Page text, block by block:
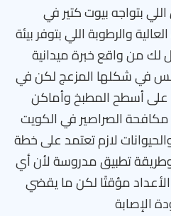
بتواجه بيوت كتير في
والرطوبة اللي بتوفر بيئة
لك من واقع خبرة ميدانية
في شكلها المزعج لكن في
على أسطح المطبخ وأماكن
الصراصير في الكويت
لازم تعتمد على خطة
تطبيق مدروسة لأن أي
مؤقتًا لكن ما يقضي
الإصابة